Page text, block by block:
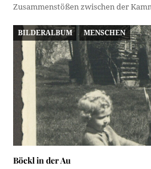
Zusammenstößen zwischen der
BILDERALBUM MENSCHEN
Böckl in der Au